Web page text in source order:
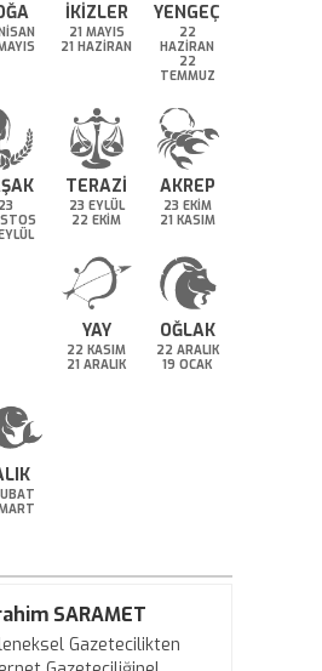
İKİZLER
21 MAYIS
21 HAZİRAN
YENGEÇ
22
HAZİRAN
22
TEMMUZ
23
TERAZİ
23 EYLÜL
22 EKİM
AKREP
23 EKİM
21 KASIM
YAY
22 KASIM
21 ARALIK
OĞLAK
22 ARALIK
19 OCAK
SARAMET
Gazetecilikten